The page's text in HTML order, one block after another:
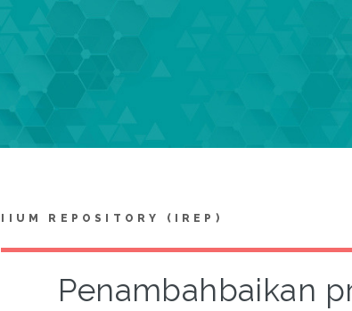
IIUM REPOSITORY (IREP)
Penambahbaikan